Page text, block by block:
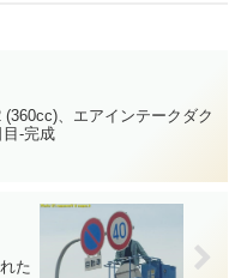
(360cc)、エアインテークダク
目-完成
た